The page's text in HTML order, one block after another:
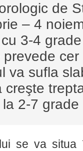
de
– 4
3-4
va sufla
creşte
2-7
se va